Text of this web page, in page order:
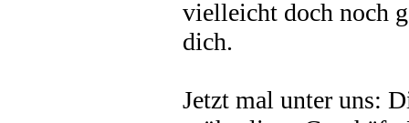
vielleicht doch noch
dich.
Jetzt mal unter uns: